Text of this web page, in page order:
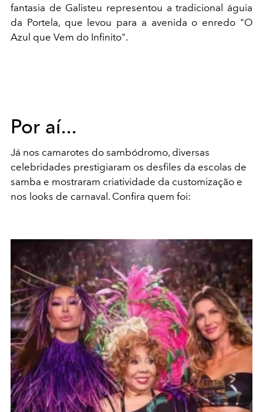
fantasia de Galisteu representou a tradicional águia
da Portela, que levou para a avenida o enredo "O
Azul que Vem do Infinito".
Por aí...
Já nos camarotes do sambódromo, diversas
celebridades prestigiaram os desfiles da escolas de
samba e mostraram criatividade da customização e
nos looks de carnaval. Confira quem foi: